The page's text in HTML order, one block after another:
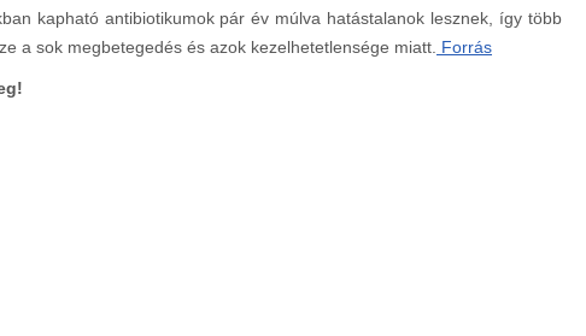
kapható antibiotikumok pár év múlva hatástalanok lesznek, így több
a sok megbetegedés és azok kezelhetetlensége miatt. Forrás